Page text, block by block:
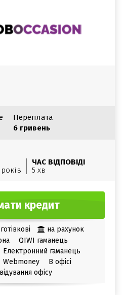
Переплата
6 гривень
ЧАС ВІДПОВІДІ
5 хв
кредит
готівкові
на рахунок
QIWI гаманець
Електронний гаманець
Webmoney
В офісі
офісу